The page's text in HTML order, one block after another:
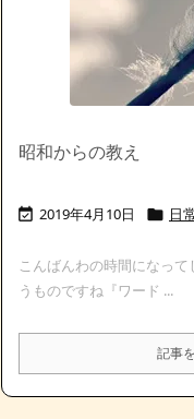
昭和からの教え
 2019年4月10日  日
こんばんわの時間になっ
うものですね『ワード ...
記事